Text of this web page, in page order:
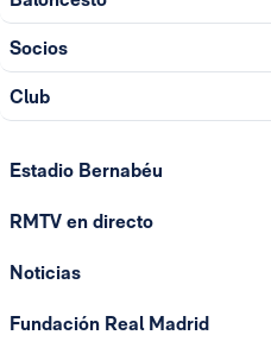
Socios
Club
Estadio Bernabéu
RMTV en directo
Noticias
Fundación Real Madrid